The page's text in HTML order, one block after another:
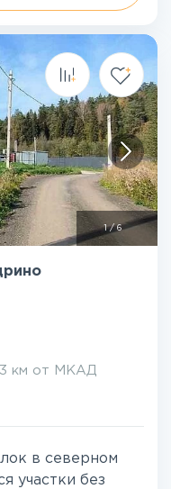
1/6
км от МКАД
в северном
участки без